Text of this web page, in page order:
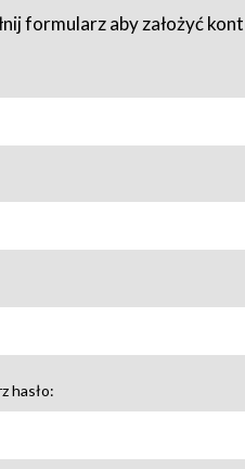
formularz aby założyć
hasło: